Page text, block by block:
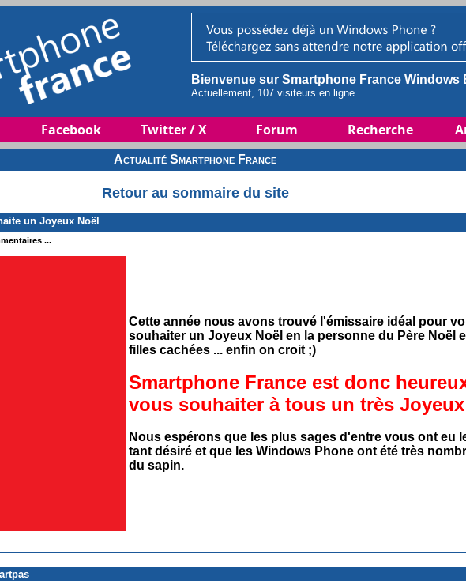
Bienvenue sur Smartphone France Windows
Actuellement, 107 visiteurs en ligne
Facebook Twitter / X Forum Recherche
Actualité Smartphone France
Retour au sommaire du site
un Joyeux Noël
...
Cette année nous avons trouvé l'émissaire idéal pour
souhaiter un Joyeux Noël en la personne du Père Noël
filles cachées ... enfin on croit ;)
Smartphone France est donc
vous souhaiter à tous un très
Nous espérons que les plus sages d'entre vous ont eu
tant désiré et que les Windows Phone ont été très
du sapin.